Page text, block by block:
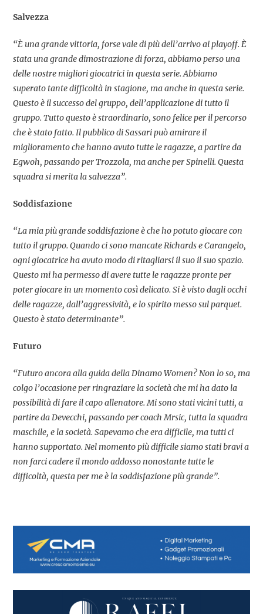
Salvezza
“È una grande vittoria, forse vale di più dell’arrivo ai playoff. È
stata una grande dimostrazione di forza, abbiamo perso una
delle nostre migliori giocatrici in questa serie. Abbiamo
superato tante difficoltà in stagione, ma anche in questa serie.
Questo è il successo del gruppo, dell’applicazione di tutto il
gruppo. Tutto questo è straordinario, sono felice per il percorso
che è stato fatto. Il pubblico di Sassari può amirare il
miglioramento che hanno avuto tutte le ragazze, a partire da
Egwoh, passando per Trozzola, ma anche per Spinelli. Questa
squadra si merita la salvezza”.
Soddisfazione
“La mia più grande soddisfazione è che ho potuto giocare con
tutto il gruppo. Quando ci sono mancate Richards e Carangelo,
ogni giocatrice ha avuto modo di ritagliarsi il suo il suo spazio.
Questo mi ha permesso di avere tutte le ragazze pronte per
poter giocare in un momento così delicato. Si è visto dagli occhi
delle ragazze, dall’aggressività, e lo spirito messo sul parquet.
Questo è stato determinante”.
Futuro
“Futuro ancora alla guida della Dinamo Women? Non lo so, ma
colgo l’occasione per ringraziare la società che mi ha dato la
possibilità di fare il capo allenatore. Mi sono stati vicini tutti, a
partire da Devecchi, passando per coach Mrsic, tutta la squadra
maschile, e la società. Sapevamo che era difficile, ma tutti ci
hanno supportato. Nel momento più difficile siamo stati bravi a
non farci cadere il mondo addosso nonostante tutte le
difficoltà, questa per me è la soddisfazione più grande”.